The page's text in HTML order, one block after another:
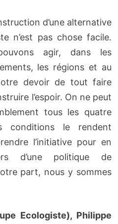
d’une alternative
n’est pas chose facile.
agir, dans les
les régions et au
devoir de tout faire
l’espoir. On ne peut
tous les quatre
conditions le rendent
l’initiative pour en
d’une politique de
part, nous y sommes
Ecologiste), Philippe